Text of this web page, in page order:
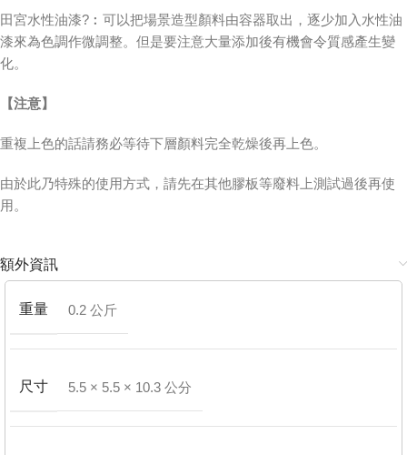
田宮水性油漆?︰可以把場景造型顏料由容器取出，逐少加入水性油
漆來為色調作微調整。但是要注意大量添加後有機會令質感產生變
化。
【注意】
重複上色的話請務必等待下層顏料完全乾燥後再上色。
由於此乃特殊的使用方式，請先在其他膠板等廢料上測試過後再使
用。
額外資訊
重量 0.2 公斤
尺寸 5.5 × 5.5 × 10.3 公分